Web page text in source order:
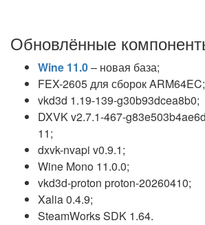
Обновлённые
Wine 11.0– новая база;
FEX-2605 для сборок ARM64EC;
vkd3d 1.19-139-g30b93dcea8b0;
DXVK v2.7.1-467-
11;
dxvk-nvapi v0.9.1;
Wine Mono 11.0.0;
vkd3d-proton proton-20260410;
Xalia 0.4.9;
SteamWorks SDK 1.64.